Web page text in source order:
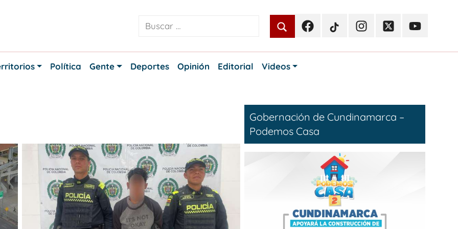
FacebookTikTokInstagramTwitterYoutube
Política Gente Deportes Opinión Editorial Videos
Gobernación de Cundinamarca –
Podemos Casa